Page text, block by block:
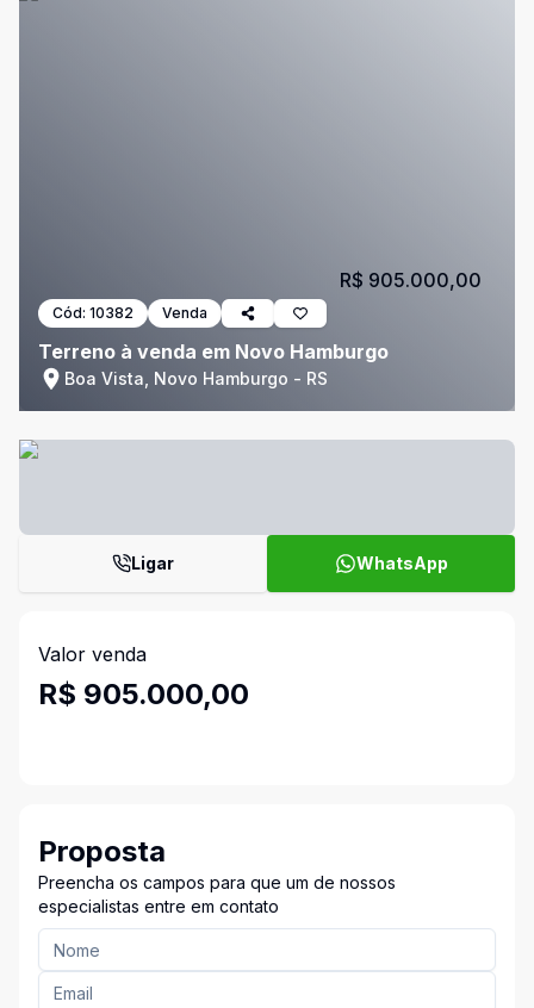
Cód: 10382 Venda
Terreno à venda em Novo Hamburgo
Boa Vista, Novo Hamburgo - RS
R$ 905.000,00
Ligar WhatsApp
Valor venda
R$ 905.000,00
Proposta
Preencha os campos para que um de nossos
especialistas entre em contato